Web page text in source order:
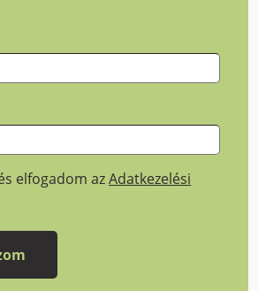
elfogadom azAdatkezelési